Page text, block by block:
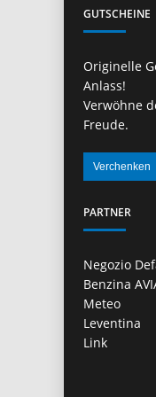
GUTSCHEINE
Originelle
Anlass!
Verwöhne
Freude.
PARTNER
Negozio
Benzina
Meteo
Leventina
Link